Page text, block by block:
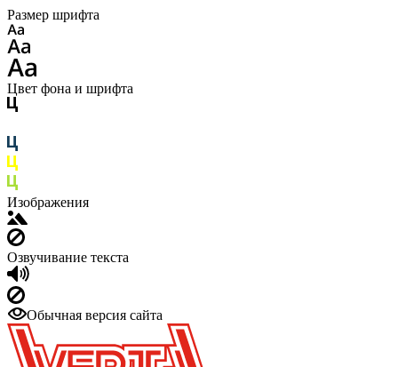
Размер шрифта
Цвет фона и шрифта
Изображения
Озвучивание текста
Обычная версия сайта